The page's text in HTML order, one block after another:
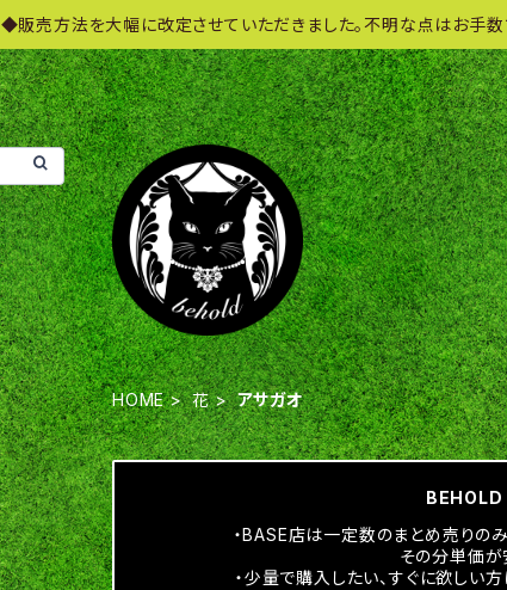
◆販売方法を大幅に改定させていただきました。不明な点はお手数
HOME 花 アサガオ
BEHOLD
・BASE店は一定数のまとめ売りの
その分単価が
・少量で購入したい、すぐに欲しい